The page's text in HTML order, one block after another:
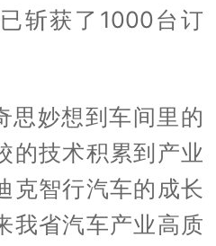
斩获了1000台订
思妙想到车间里的
的技术积累到产业
克智行汽车的成长
我省汽车产业高质